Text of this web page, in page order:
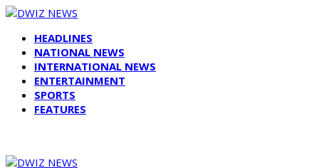
HEADLINES
NATIONAL NEWS
INTERNATIONAL NEWS
ENTERTAINMENT
SPORTS
FEATURES